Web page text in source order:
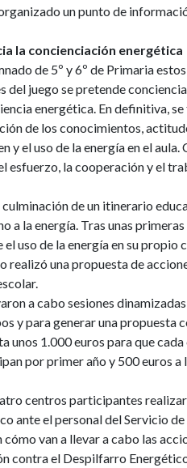
un punto de
la concienciación energética
de 5º y 6º de Primaria
del juego se pretende
energética. En definitiva,
de los conocimientos,
y el uso de la energía en el
esfuerzo, la cooperación y el
culminación de un itinerario
a la energía. Tras unas
uso de la energía en su propio
realizó una propuesta de
a cabo sesiones
y para generar una propuesta
unos 1.000 euros para que
por primer año y 500 euros a
centros participantes
ante el personal del Servicio
van a llevar a cabo las
contra el Despilfarro